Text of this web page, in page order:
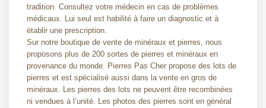
tradition. Consultez votre médecin en cas de problèmes
médicaux. Lui seul est habilité à faire un diagnostic et à
établir une prescription.
Sur notre boutique de vente de minéraux et pierres, nous
proposons plus de 200 sortes de pierres et minéraux en
provenance du monde. Pierres Pas Cher propose des lots de
pierres et est spécialisé aussi dans la vente en gros de
minéraux. Les pierres des lots ne peuvent être recombinées
ni vendues à l’unité. Les photos des pierres sont en général